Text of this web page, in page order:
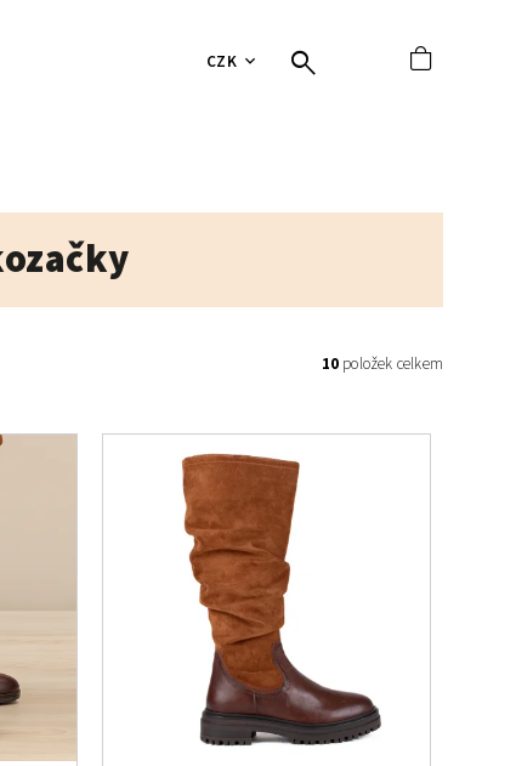
CZK
Hodnocení obchodu Tabulky velikostí
10 položek celkem